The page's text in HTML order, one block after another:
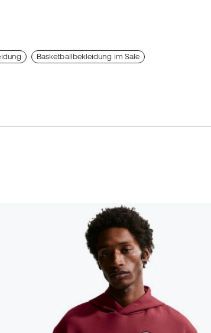
Basketballbekleidung im Sale